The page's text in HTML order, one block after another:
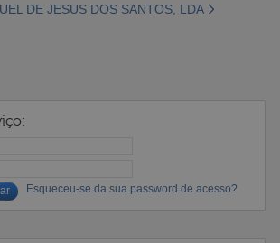
DE JESUS DOS SANTOS, LDA
Esqueceu-se da sua password de acesso?